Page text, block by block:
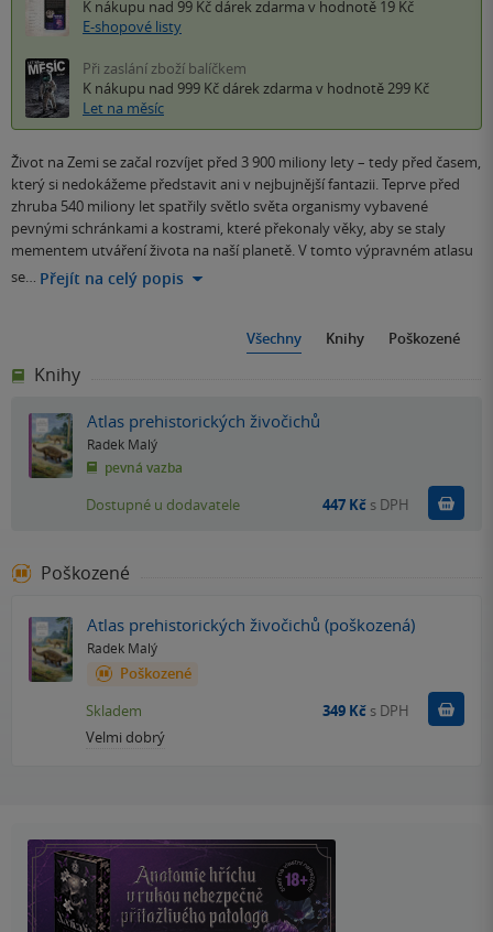
K nákupu nad 99 Kč dárek zdarma v hodnotě 19 Kč
E-shopové listy
Při zaslání zboží balíčkem
K nákupu nad 999 Kč dárek zdarma v hodnotě 299 Kč
Let na měsíc
Život na Zemi se začal rozvíjet před 3 900 miliony lety – tedy před časem,
který si nedokážeme představit ani v nejbujnější fantazii. Teprve před
zhruba 540 miliony let spatřily světlo světa organismy vybavené
pevnými schránkami a kostrami, které překonaly věky, aby se staly
mementem utváření života na naší planetě. V tomto výpravném atlasu
se… Přejít na celý popis
Všechny Knihy Poškozené
Knihy
Atlas prehistorických živočichů
Radek Malý
pevná vazba
Dostupné u dodavatele 447 Kč s DPH
Poškozené
Atlas prehistorických živočichů (poškozená)
Radek Malý
Poškozené
Velmi dobrý
Skladem 349 Kč s DPH